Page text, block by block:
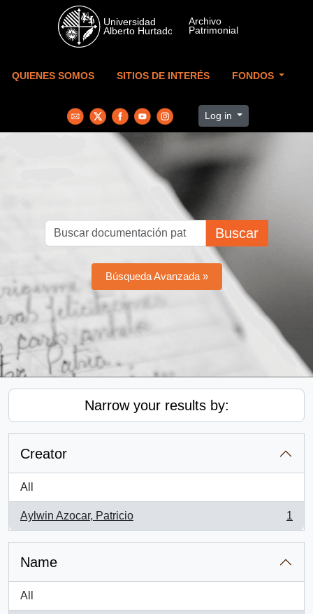
Skip to main content
QUIENES SOMOS SITIOS DE INTERÉS FONDOS
Log in
Buscar
Búsqueda Avanzada »
Narrow your results by:
Creator
All
Aylwin Azocar, Patricio
, 1 results
1
Name
All